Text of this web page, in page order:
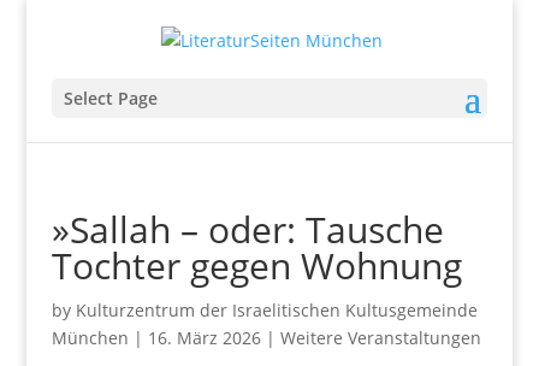
Select Page
»Sallah – oder: Tausche
Tochter gegen Wohnung
by Kulturzentrum der Israelitischen Kultusgemeinde
München | 16. März 2026| Weitere Veranstaltungen